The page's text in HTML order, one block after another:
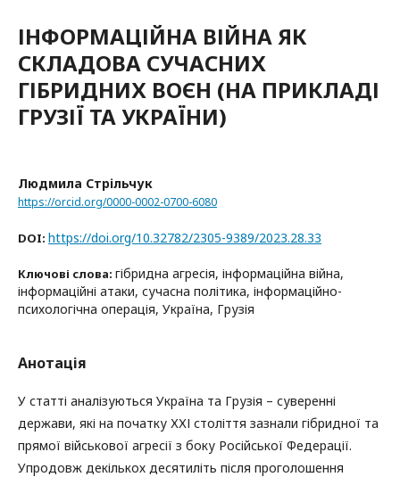
ІНФОРМАЦІЙНА ВІЙНА ЯК
СКЛАДОВА СУЧАСНИХ
ГІБРИДНИХ ВОЄН (НА ПРИКЛАДІ
ГРУЗІЇ ТА УКРАЇНИ)
Людмила Стрільчук
https://orcid.org/0000-0002-0700-6080
DOI: https://doi.org/10.32782/2305-9389/2023.28.33
Ключові слова: гібридна агресія, інформаційна війна,
інформаційні атаки, сучасна політика, інформаційно-
психологічна операція, Україна, Грузія
Анотація
У статті аналізуються Україна та Грузія – суверенні
держави, які на початку ХХІ століття зазнали гібридної та
прямої військової агресії з боку Російської Федерації.
Упродовж декількох десятиліть після проголошення